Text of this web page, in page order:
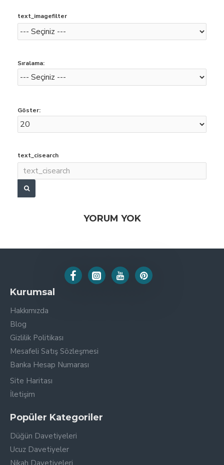
text_imagefilter
Sıralama:
Göster:
text_cisearch
YORUM YOK
Kurumsal
Hakkımızda
Blog
Gizlilik Politikası
Mesafeli Satış Sözleşmesi
Banka Hesap Numarası
Site Haritası
İletişim
Popüler Kategoriler
Düğün Davetiyeleri
Ucuz Davetiyeler
Nikah Davetiyeleri